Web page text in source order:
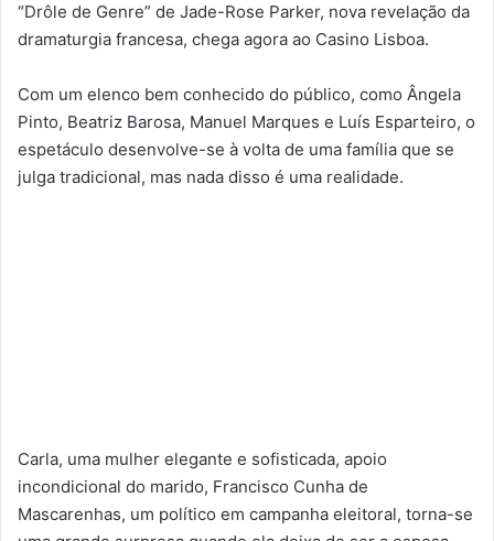
“Drôle de Genre” de Jade-Rose Parker, nova revelação da
dramaturgia francesa, chega agora ao Casino Lisboa.
Com um elenco bem conhecido do público, como Ângela
Pinto, Beatriz Barosa, Manuel Marques e Luís Esparteiro, o
espetáculo desenvolve-se à volta de uma família que se
julga tradicional, mas nada disso é uma realidade.
Carla, uma mulher elegante e sofisticada, apoio
incondicional do marido, Francisco Cunha de
Mascarenhas, um político em campanha eleitoral, torna-se